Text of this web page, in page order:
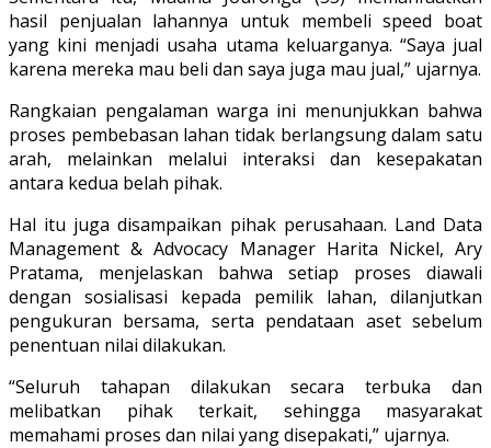
hasil penjualan lahannya untuk membeli speed boat
yang kini menjadi usaha utama keluarganya. “Saya jual
karena mereka mau beli dan saya juga mau jual,” ujarnya.
Rangkaian pengalaman warga ini menunjukkan bahwa
proses pembebasan lahan tidak berlangsung dalam satu
arah, melainkan melalui interaksi dan kesepakatan
antara kedua belah pihak.
Hal itu juga disampaikan pihak perusahaan. Land Data
Management & Advocacy Manager Harita Nickel, Ary
Pratama, menjelaskan bahwa setiap proses diawali
dengan sosialisasi kepada pemilik lahan, dilanjutkan
pengukuran bersama, serta pendataan aset sebelum
penentuan nilai dilakukan.
“Seluruh tahapan dilakukan secara terbuka dan
melibatkan pihak terkait, sehingga masyarakat
memahami proses dan nilai yang disepakati,” ujarnya.